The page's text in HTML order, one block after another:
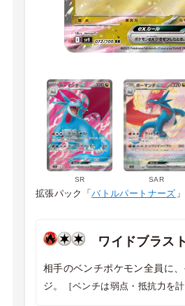
SR SAR
拡張パック「バトルパートナーズ
ワイドブラスト
相手のベンチポケモン全員に
ジ。
［ベンチは弱点・抵抗力を